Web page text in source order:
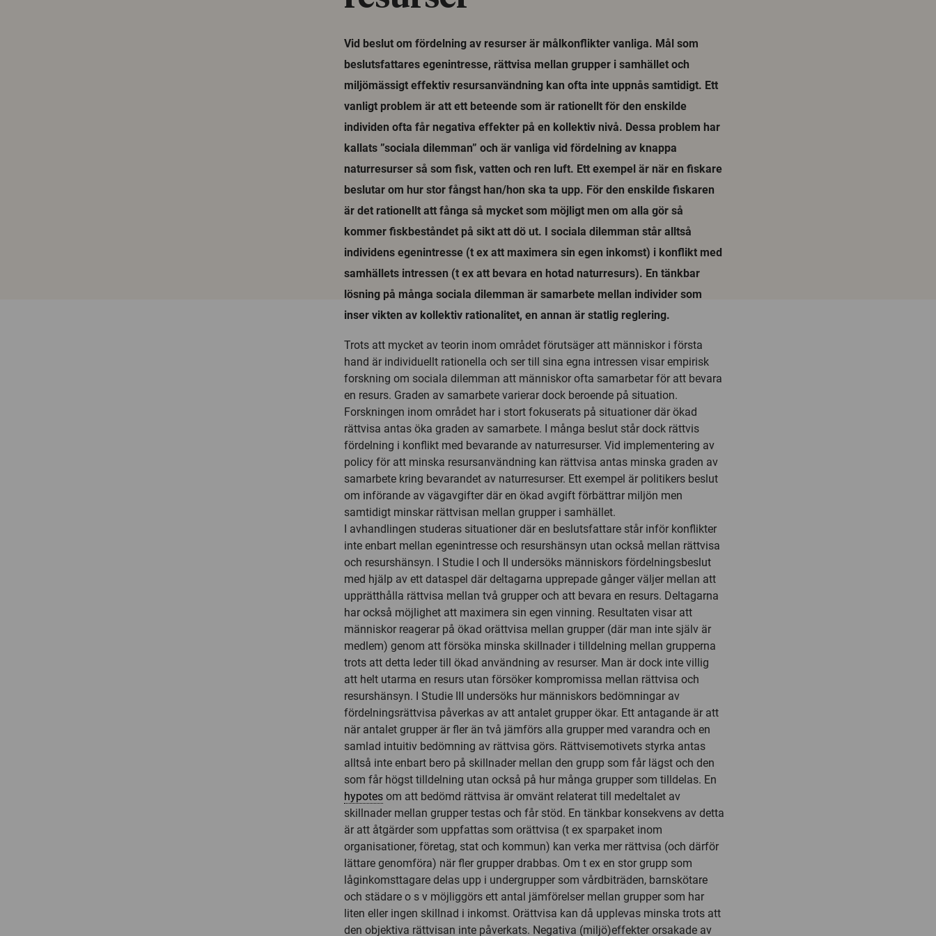
Vid beslut om fördelning av resurser är målkonflikter vanliga. Mål som
beslutsfattares egenintresse, rättvisa mellan grupper i samhället och
miljömässigt effektiv resursanvändning kan ofta inte uppnås samtidigt. Ett
vanligt problem är att ett beteende som är rationellt för den enskilde
individen ofta får negativa effekter på en kollektiv nivå. Dessa problem har
kallats ”sociala dilemman” och är vanliga vid fördelning av knappa
naturresurser så som fisk, vatten och ren luft. Ett exempel är när en fiskare
beslutar om hur stor fångst han/hon ska ta upp. För den enskilde fiskaren
är det rationellt att fånga så mycket som möjligt men om alla gör så
kommer fiskbeståndet på sikt att dö ut. I sociala dilemman står alltså
individens egenintresse (t ex att maximera sin egen inkomst) i konflikt med
samhällets intressen (t ex att bevara en hotad naturresurs). En tänkbar
lösning på många sociala dilemman är samarbete mellan individer som
inser vikten av kollektiv rationalitet, en annan är statlig reglering.
Trots att mycket av teorin inom området förutsäger att människor i första
hand är individuellt rationella och ser till sina egna intressen visar empirisk
forskning om sociala dilemman att människor ofta samarbetar för att bevara
en resurs. Graden av samarbete varierar dock beroende på situation.
Forskningen inom området har i stort fokuserats på situationer där ökad
rättvisa antas öka graden av samarbete. I många beslut står dock rättvis
fördelning i konflikt med bevarande av naturresurser. Vid implementering av
policy för att minska resursanvändning kan rättvisa antas minska graden av
samarbete kring bevarandet av naturresurser. Ett exempel är politikers beslut
om införande av vägavgifter där en ökad avgift förbättrar miljön men
samtidigt minskar rättvisan mellan grupper i samhället.
I avhandlingen studeras situationer där en beslutsfattare står inför konflikter
inte enbart mellan egenintresse och resurshänsyn utan också mellan rättvisa
och resurshänsyn. I Studie I och II undersöks människors fördelningsbeslut
med hjälp av ett dataspel där deltagarna upprepade gånger väljer mellan att
upprätthålla rättvisa mellan två grupper och att bevara en resurs. Deltagarna
har också möjlighet att maximera sin egen vinning. Resultaten visar att
människor reagerar på ökad orättvisa mellan grupper (där man inte själv är
medlem) genom att försöka minska skillnader i tilldelning mellan grupperna
trots att detta leder till ökad användning av resurser. Man är dock inte villig
att helt utarma en resurs utan försöker kompromissa mellan rättvisa och
resurshänsyn. I Studie III undersöks hur människors bedömningar av
fördelningsrättvisa påverkas av att antalet grupper ökar. Ett antagande är att
när antalet grupper är fler än två jämförs alla grupper med varandra och en
samlad intuitiv bedömning av rättvisa görs. Rättvisemotivets styrka antas
alltså inte enbart bero på skillnader mellan den grupp som får lägst och den
som får högst tilldelning utan också på hur många grupper som tilldelas. En
hypotes om att bedömd rättvisa är omvänt relaterat till medeltalet av
skillnader mellan grupper testas och får stöd. En tänkbar konsekvens av detta
är att åtgärder som uppfattas som orättvisa (t ex sparpaket inom
organisationer, företag, stat och kommun) kan verka mer rättvisa (och därför
lättare genomföra) när fler grupper drabbas. Om t ex en stor grupp som
låginkomsttagare delas upp i undergrupper som vårdbiträden, barnskötare
och städare o s v möjliggörs ett antal jämförelser mellan grupper som har
liten eller ingen skillnad i inkomst. Orättvisa kan då upplevas minska trots att
den objektiva rättvisan inte påverkats. Negativa (miljö)effekter orsakade av